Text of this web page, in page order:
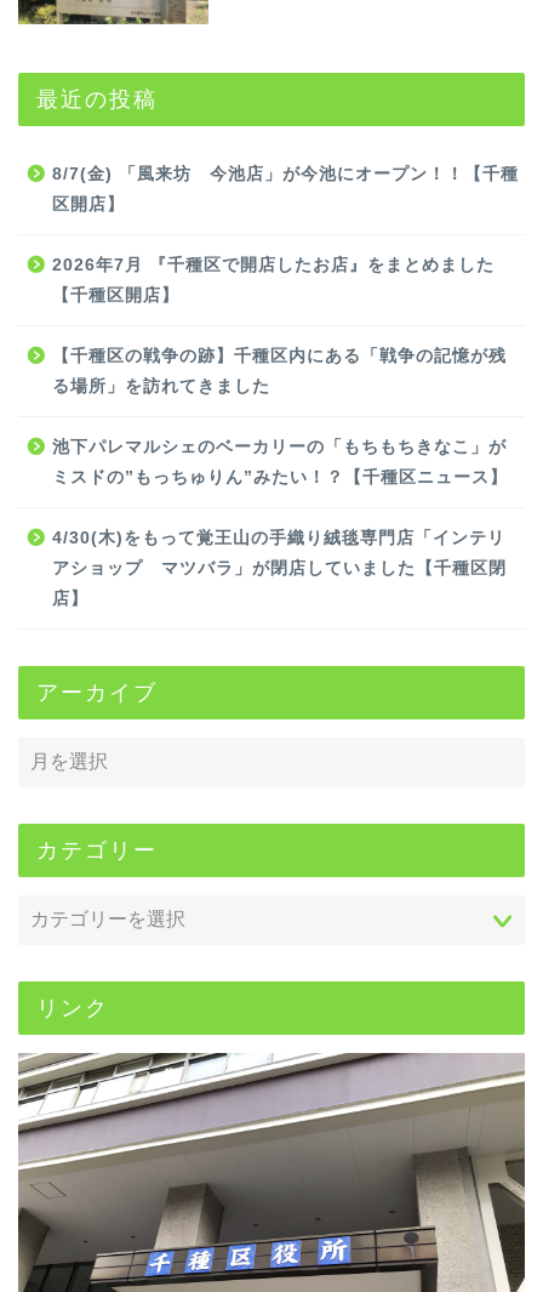
最近の投稿
8/7(金) 「風来坊 今池店」が今池にオープン！！【千種
区開店】
2026年7月 『千種区で開店したお店』をまとめました
【千種区開店】
【千種区の戦争の跡】千種区内にある「戦争の記憶が残
る場所」を訪れてきました
池下パレマルシェのベーカリーの「もちもちきなこ」が
ミスドの”もっちゅりん”みたい！？【千種区ニュース】
4/30(木)をもって覚王山の手織り絨毯専門店「インテリ
アショップ マツバラ」が閉店していました【千種区閉
店】
アーカイブ
カテゴリー
リンク